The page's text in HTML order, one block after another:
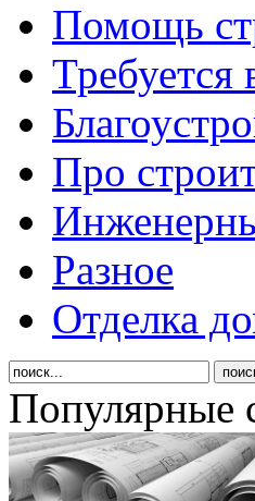
Помощь
Требуется
Про
Разное
Отделка
Популярные